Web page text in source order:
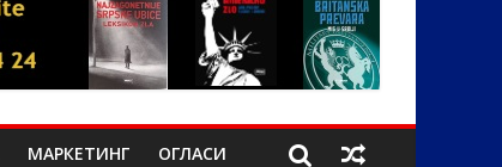
МАРКЕТИНГ ОГЛАСИ